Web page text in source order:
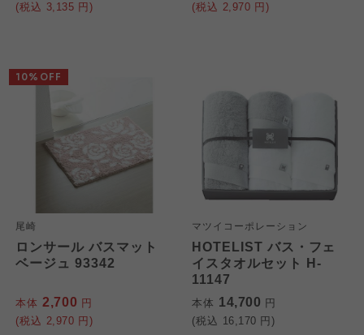
(税込 3,135 円)
(税込 2,970 円)
尾崎
ロンサール バスマット
ベージュ 93342
本体 2,700 円
(税込 2,970 円)
10%OFF
マツイコーポレーション
HOTELIST バス・フェ
イスタオルセット H-
11147
本体 14,700 円
(税込 16,170 円)